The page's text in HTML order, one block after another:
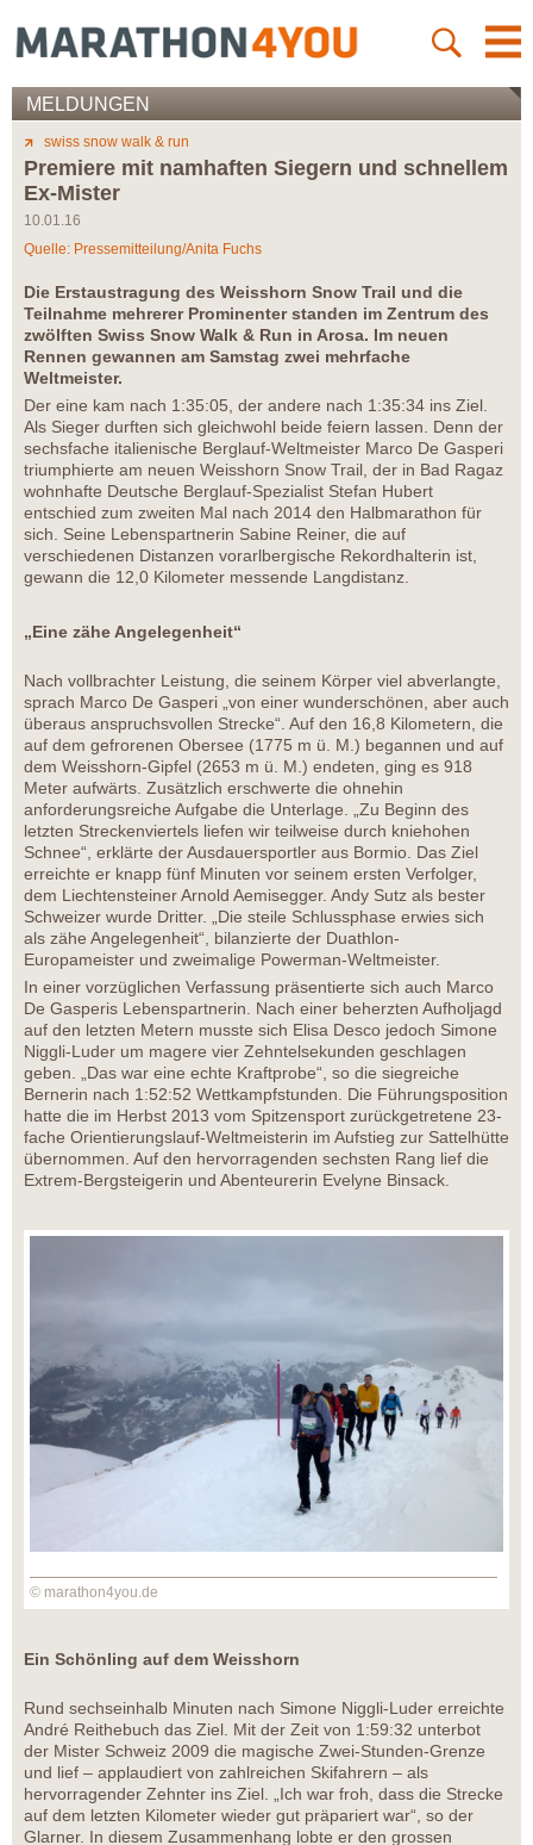
MELDUNGEN
swiss snow walk & run
Premiere mit namhaften Siegern und schnellem
Ex-Mister
10.01.16
Quelle: Pressemitteilung/Anita Fuchs
Die Erstaustragung des Weisshorn Snow Trail und die
Teilnahme mehrerer Prominenter standen im Zentrum des
zwölften Swiss Snow Walk & Run in Arosa. Im neuen
Rennen gewannen am Samstag zwei mehrfache
Weltmeister.
Der eine kam nach 1:35:05, der andere nach 1:35:34 ins Ziel.
Als Sieger durften sich gleichwohl beide feiern lassen. Denn der
sechsfache italienische Berglauf-Weltmeister Marco De Gasperi
triumphierte am neuen Weisshorn Snow Trail, der in Bad Ragaz
wohnhafte Deutsche Berglauf-Spezialist Stefan Hubert
entschied zum zweiten Mal nach 2014 den Halbmarathon für
sich. Seine Lebenspartnerin Sabine Reiner, die auf
verschiedenen Distanzen vorarlbergische Rekordhalterin ist,
gewann die 12,0 Kilometer messende Langdistanz.
„Eine zähe Angelegenheit“
Nach vollbrachter Leistung, die seinem Körper viel abverlangte,
sprach Marco De Gasperi „von einer wunderschönen, aber auch
überaus anspruchsvollen Strecke“. Auf den 16,8 Kilometern, die
auf dem gefrorenen Obersee (1775 m ü. M.) begannen und auf
dem Weisshorn-Gipfel (2653 m ü. M.) endeten, ging es 918
Meter aufwärts. Zusätzlich erschwerte die ohnehin
anforderungsreiche Aufgabe die Unterlage. „Zu Beginn des
letzten Streckenviertels liefen wir teilweise durch kniehohen
Schnee“, erklärte der Ausdauersportler aus Bormio. Das Ziel
erreichte er knapp fünf Minuten vor seinem ersten Verfolger,
dem Liechtensteiner Arnold Aemisegger. Andy Sutz als bester
Schweizer wurde Dritter. „Die steile Schlussphase erwies sich
als zähe Angelegenheit“, bilanzierte der Duathlon-
Europameister und zweimalige Powerman-Weltmeister.
In einer vorzüglichen Verfassung präsentierte sich auch Marco
De Gasperis Lebenspartnerin. Nach einer beherzten Aufholjagd
auf den letzten Metern musste sich Elisa Desco jedoch Simone
Niggli-Luder um magere vier Zehntelsekunden geschlagen
geben. „Das war eine echte Kraftprobe“, so die siegreiche
Bernerin nach 1:52:52 Wettkampfstunden. Die Führungsposition
hatte die im Herbst 2013 vom Spitzensport zurückgetretene 23-
fache Orientierungslauf-Weltmeisterin im Aufstieg zur Sattelhütte
übernommen. Auf den hervorragenden sechsten Rang lief die
Extrem-Bergsteigerin und Abenteurerin Evelyne Binsack.
© marathon4you.de
Ein Schönling auf dem Weisshorn
Rund sechseinhalb Minuten nach Simone Niggli-Luder erreichte
André Reithebuch das Ziel. Mit der Zeit von 1:59:32 unterbot
der Mister Schweiz 2009 die magische Zwei-Stunden-Grenze
und lief – applaudiert von zahlreichen Skifahrern – als
hervorragender Zehnter ins Ziel. „Ich war froh, dass die Strecke
auf dem letzten Kilometer wieder gut präpariert war“, so der
Glarner. In diesem Zusammenhang lobte er den grossen